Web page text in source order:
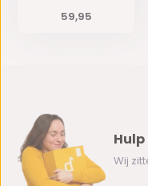
59,95
Wij